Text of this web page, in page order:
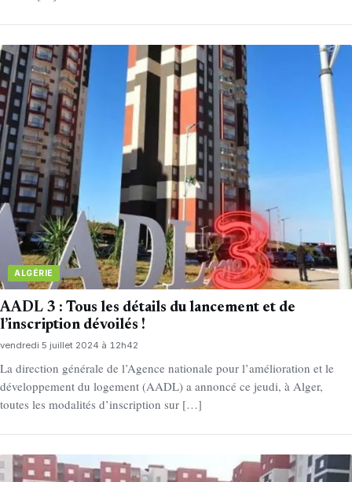
ALGÉRIE
AADL 3 : Tous les détails du lancement et de
l’inscription dévoilés !
vendredi 5 juillet 2024 à 12h42
La direction générale de l’Agence nationale pour l’amélioration et le
développement du logement (AADL) a annoncé ce jeudi, à Alger,
toutes les modalités d’inscription sur […]